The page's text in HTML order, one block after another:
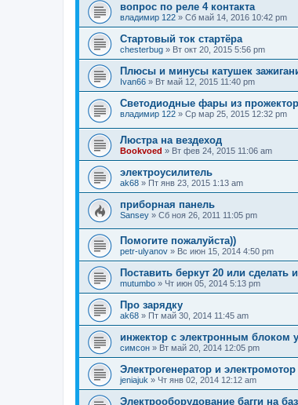
вопрос по реле 4 контакта
владимир 122 » Сб май 14, 2016 10:42 pm
Стартовый ток стартёра
chesterbug » Вт окт 20, 2015 5:56 pm
Плюсы и минусы катушек
Ivan66 » Вт май 12, 2015 11:40 pm
Светодиодные фары из
владимир 122 » Ср мар 25, 2015 12:32 pm
Люстра на вездеход
Bookvoed » Вт фев 24, 2015 11:06 am
электроусилитель
ak68 » Пт янв 23, 2015 1:13 am
приборная панель
Sansey » Сб ноя 26, 2011 11:05 pm
Помогите пожалуйста))
petr-ulyanov » Вс июн 15, 2014 4:50 pm
Поставить беркут 20 или сделать
mutumbo » Чт июн 05, 2014 5:13 pm
Про зарядку
ak68 » Пт май 30, 2014 11:45 am
инжектор с электронным блоком
симсон » Вт май 20, 2014 12:05 pm
Электрогенератор и электромотор
jeniajuk » Чт янв 02, 2014 12:12 am
Электрооборудование багги на